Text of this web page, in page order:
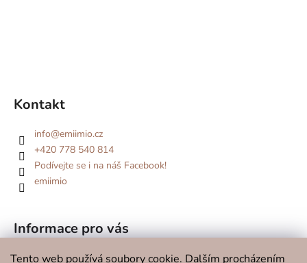
Tento web používá soubory cookie. Dalším procházením
Informace pro vás
Kde se potkáme v roce 2026?
Kontakt
info@emiimio.cz
+420 778 540 814
Podívejte se i na náš Facebook!
emiimio